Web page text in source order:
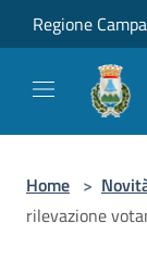
Salta al contenuto
Regione
Home >
rilevazione